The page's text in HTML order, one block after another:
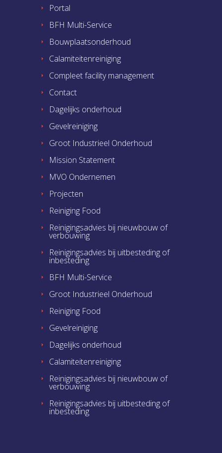
Portal
BFH Multi-Service
Bouwplaatsonderhoud
Calamiteitenreiniging
Compleet facility management
Contact
Dagelijks onderhoud
Gevelreiniging
Groot Industrieel Onderhoud
Mission Statement
MVO Ondernemen
Projecten
Reiniging Food
Reinigingsadvies bij nieuwbouw of
verbouwing
Reinigingsadvies bij uitbesteding of
inbesteding
BFH Multi-Service
Groot Industrieel Onderhoud
Reiniging Food
Gevelreiniging
Dagelijks onderhoud
Calamiteitenreiniging
Reinigingsadvies bij nieuwbouw of
verbouwing
Reinigingsadvies bij uitbesteding of
inbesteding